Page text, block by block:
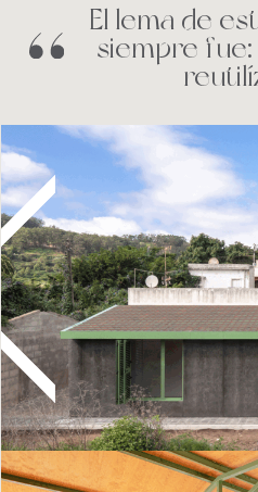
El lema de
siempre